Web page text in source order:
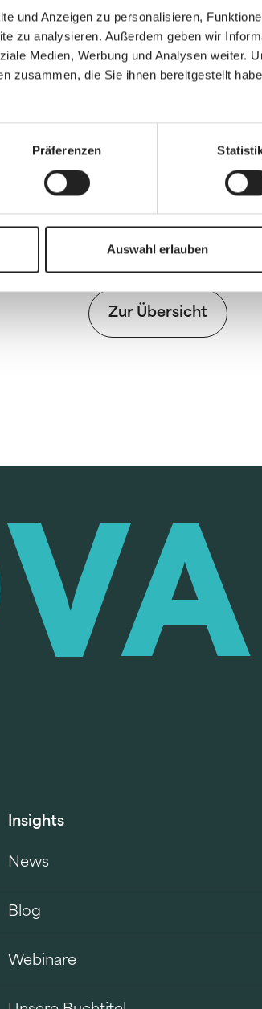
und Anzeigen zu personalisieren,
zu analysieren. Außerdem geben wir
Medien, Werbung und Analysen weiter.
zusammen, die Sie ihnen bereitgestellt
Präferenzen
Auswahl erlauben
auf der beiliegenden CD
anders“ bei „Creative Heart
Zur Übersicht
Insights
News
Blog
Webinare